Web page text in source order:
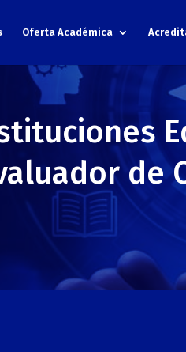
Oferta Académica
de